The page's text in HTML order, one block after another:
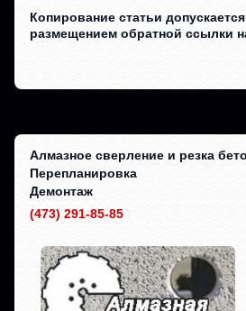
Копирование статьи
размещением обратной ссылки
Алмазное сверление и резка
Перепланировка
Демонтаж
(473) 291-85-85